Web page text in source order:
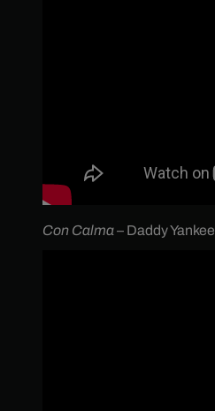
Con Calma– Daddy Yankee